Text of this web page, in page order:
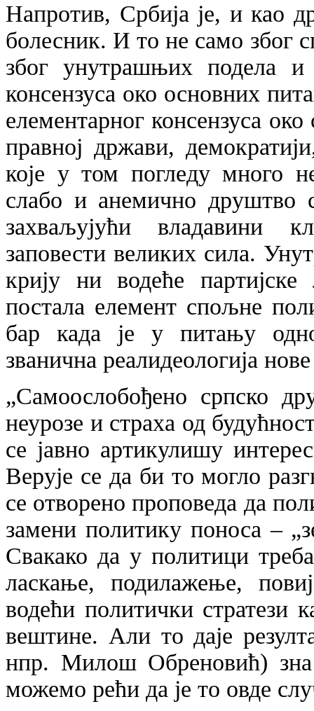
Напротив, Србија је, и као
болесник. И то не само због
због унутрашњих подела и
консензуса око основних
елементарног консензуса
правној држави,
које у том погледу много
слабо и анемично друштво
захваљујући владавини
заповести великих сила.
крију ни водеће
постала елемент спољне
бар када је у питању
званична реалидеологија
„Самоослобођено српско
неурозе и страха од
се јавно артикулишу
Верује се да би то могло
се отворено проповеда да
замени политику поноса –
Свакако да у политици
ласкање, подилажење,
водећи политички стратези
вештине. Али то даје
нпр. Милош Обреновић)
можемо рећи да је то овде